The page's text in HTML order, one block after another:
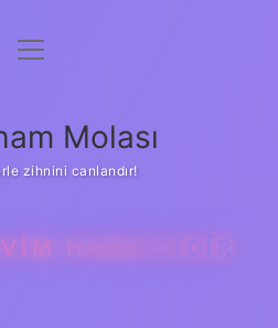
Anasayfa
Uyarı
menüyü
Molası
zihnini canlandır!
HANGISIDIR